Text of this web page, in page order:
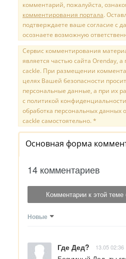
комментарий, пожалуйста,
комментирования портала.
подтверждаете ваше согласие с
осознаете возможную
Сервис комментирования
является частью сайта Orenday,
cackle. При размещении
целях Вашей безопасности
персональные данные, а при их
с политикой
обработка персональных данных
cackle самостоятельно. *
Основная форма
14 комментариев
Комментарии к этой
Новые
Где Дед? 13.05 02:36